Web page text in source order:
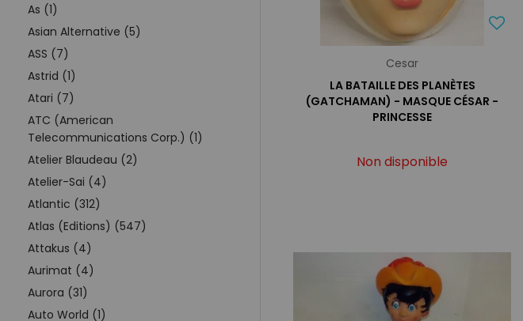
As (1)
Asian Alternative (5)
ASS (7)
Astrid (1)
Atari (7)
ATC (American
Telecommunications Corp.) (1)
Atelier Blaudeau (2)
Atelier-Sai (4)
Atlantic (312)
Atlas (Editions) (547)
Attakus (4)
Aurimat (4)
Aurora (31)
Auto World (1)
Cesar
LA BATAILLE DES PLANÈTES
(GATCHAMAN) - MASQUE CÉSAR -
PRINCESSE
Non disponible